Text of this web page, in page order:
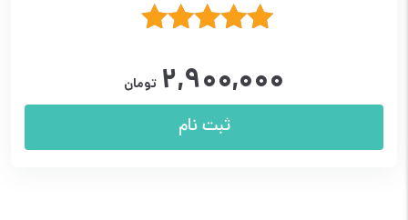
از 5
۲,۹۰۰,۰۰۰ تومان
ثبت نام